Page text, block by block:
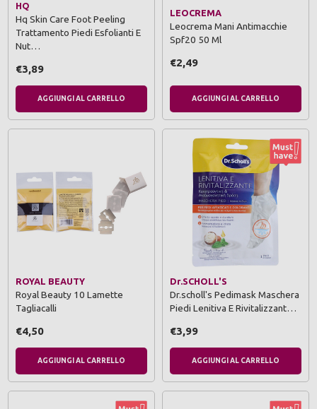
HQ
Hq Skin Care Foot Peeling
Trattamento Piedi Esfolianti E
Nut…
€3,89
AGGIUNGI AL CARRELLO
LEOCREMA
Leocrema Mani Antimacchie
Spf20 50 Ml
€2,49
AGGIUNGI AL CARRELLO
ROYAL BEAUTY
Royal Beauty 10 Lamette
Tagliacalli
€4,50
AGGIUNGI AL CARRELLO
Dr.SCHOLL'S
Dr.scholl's Pedimask Maschera
Piedi Lenitiva E Rivitalizzant…
€3,99
AGGIUNGI AL CARRELLO